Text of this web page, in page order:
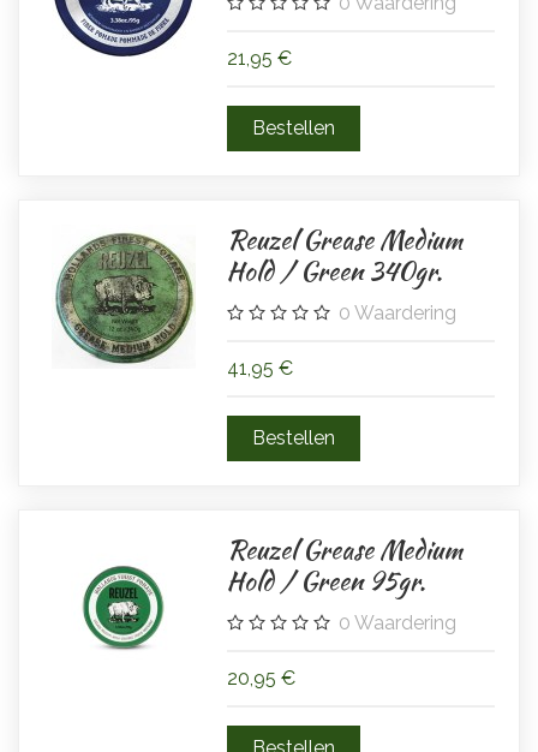
21,95 €
Reuzel Grease Medium
Hold / Green 340gr.
0 Waardering
41,95 €
Reuzel Grease Medium
Hold / Green 95gr.
0 Waardering
20,95 €